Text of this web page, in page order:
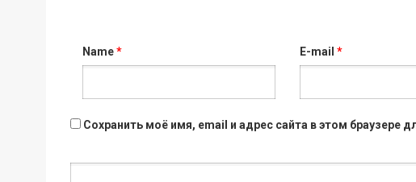
Name* E-mail*
Сохранить моё имя, email и адрес сайта в этом браузере